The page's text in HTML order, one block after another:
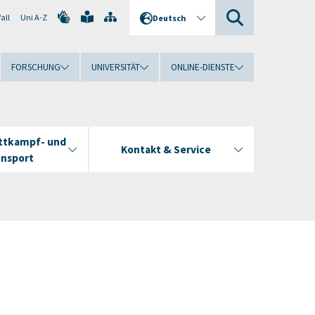
Uni A-Z Deutsch
FORSCHUNG UNIVERSITÄT ONLINE-DIENSTE
und
Kontakt & Service